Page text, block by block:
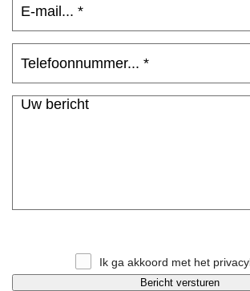
Ik ga akkoord met het